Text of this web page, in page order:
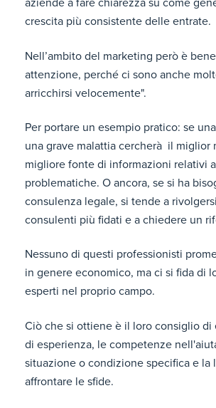
aziende a fare chiarezza su come
crescita più consistente delle entrate.
Nell’ambito del marketing però è
attenzione, perché ci sono anche
arricchirsi velocemente".
Per portare un esempio pratico: se
una grave malattia cercherà il miglior
migliore fonte di informazioni relativi
problematiche. O ancora, se si ha
consulenza legale, si tende a
consulenti più fidati e a chiedere un
Nessuno di questi professionisti
in genere economico, ma ci si fida di
esperti nel proprio campo.
Ciò che si ottiene è il loro consiglio di
di esperienza, le competenze
situazione o condizione specifica e la
affrontare le sfide.